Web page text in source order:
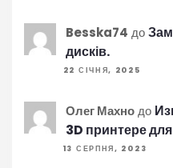
Besska74 до
дисків.
22 СІЧНЯ, 2025
Олег Махнодо
3D принтере
13 СЕРПНЯ, 2023